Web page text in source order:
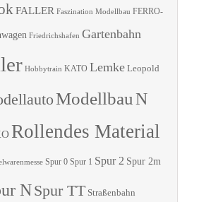
FALLER Faszination Modellbau FERRO-
Friedrichshafen Gartenbahn
Hobbytrain KATO Lemke Leopold
ModellbauN
Rollendes Material
Spur 0 Spur 1 Spur 2 Spur 2m
NSpur TT Straßenbahn